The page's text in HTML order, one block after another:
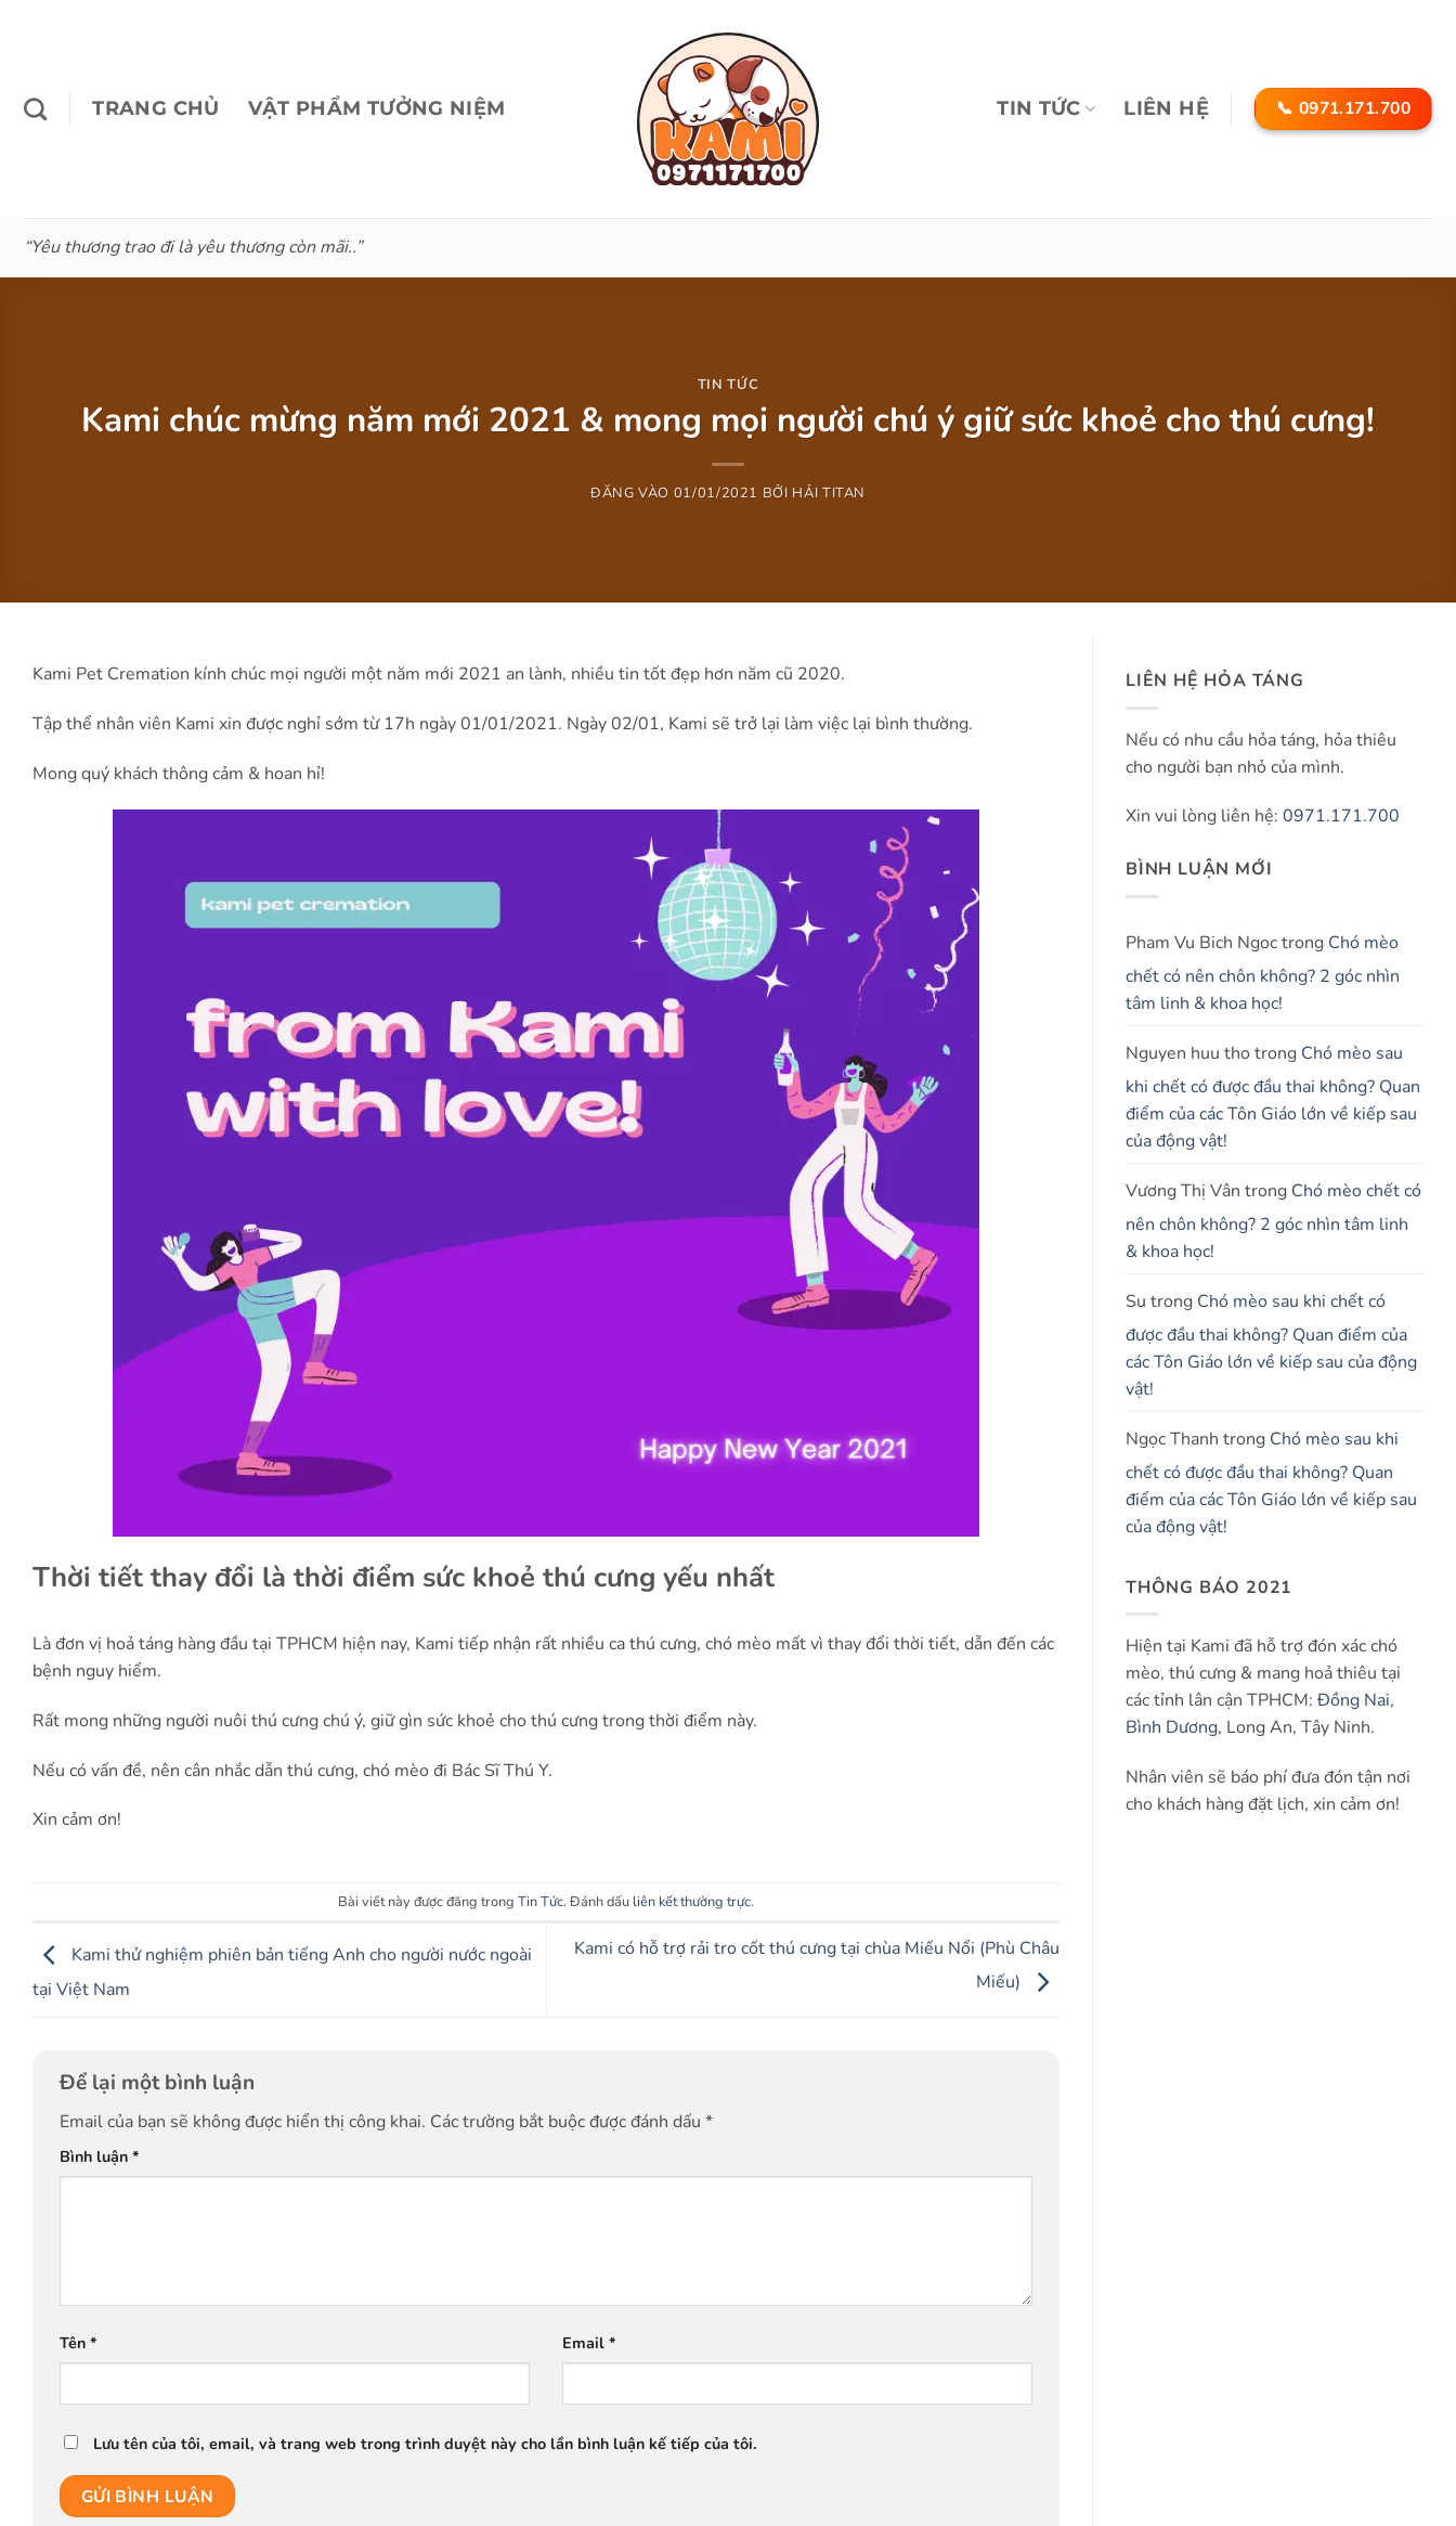
dung
TRANG CHỦ VẬT PHẨM TƯỞNG NIỆM TIN TỨC LIÊN HỆ 📞 0971.171.700
“Yêu thương trao đi là yêu thương còn mãi..”
TIN TỨC
Kami chúc mừng năm mới 2021 & mong mọi người chú ý giữ sức khoẻ cho thú cưng!
ĐĂNG VÀO 01/01/2021 BỞI HẢI TITAN
Kami Pet Cremation kính chúc mọi người một năm mới 2021 an lành, nhiều tin tốt đẹp hơn năm cũ 2020.
Tập thể nhân viên Kami xin được nghỉ sớm từ 17h ngày 01/01/2021. Ngày 02/01, Kami sẽ trở lại làm việc lại bình thường.
Mong quý khách thông cảm & hoan hỉ!
Thời tiết thay đổi là thời điểm sức khoẻ thú cưng yếu nhất
Là đơn vị hoả táng hàng đầu tại TPHCM hiện nay, Kami tiếp nhận rất nhiều ca thú cưng, chó mèo mất vì thay đổi thời tiết, dẫn đến các
bệnh nguy hiểm.
Rất mong những người nuôi thú cưng chú ý, giữ gìn sức khoẻ cho thú cưng trong thời điểm này.
Nếu có vấn đề, nên cân nhắc dẫn thú cưng, chó mèo đi Bác Sĩ Thú Y.
Xin cảm ơn!
Bài viết này được đăng trong Tin Tức. Đánh dấu liên kết thường trực.
Kami thử nghiệm phiên bản tiếng Anh cho người nước ngoài
tại Việt Nam
Kami có hỗ trợ rải tro cốt thú cưng tại chùa Miếu Nổi (Phù Châu
Miếu)
Để lại một bình luận
Email của bạn sẽ không được hiển thị công khai. Các trường bắt buộc được đánh dấu *
Bình luận *
Tên * Email *
Lưu tên của tôi, email, và trang web trong trình duyệt này cho lần bình luận kế tiếp của tôi.
LIÊN HỆ HỎA TÁNG
Nếu có nhu cầu hỏa táng, hỏa thiêu
cho người bạn nhỏ của mình.
Xin vui lòng liên hệ: 0971.171.700
BÌNH LUẬN MỚI
Pham Vu Bich Ngoctrong Chó mèo
chết có nên chôn không? 2 góc nhìn
tâm linh & khoa học!
Nguyen huu tho trong Chó mèo sau
khi chết có được đầu thai không? Quan
điểm của các Tôn Giáo lớn về kiếp sau
của động vật!
Vương Thị Vân trong Chó mèo chết có
nên chôn không? 2 góc nhìn tâm linh
& khoa học!
Su trong Chó mèo sau khi chết có
được đầu thai không? Quan điểm của
các Tôn Giáo lớn về kiếp sau của động
vật!
Ngọc Thanh trong Chó mèo sau khi
chết có được đầu thai không? Quan
điểm của các Tôn Giáo lớn về kiếp sau
của động vật!
THÔNG BÁO 2021
Hiện tại Kami đã hỗ trợ đón xác chó
mèo, thú cưng & mang hoả thiêu tại
các tỉnh lân cận TPHCM: Đồng Nai,
Bình Dương, Long An, Tây Ninh.
Nhân viên sẽ báo phí đưa đón tận nơi
cho khách hàng đặt lịch, xin cảm ơn!